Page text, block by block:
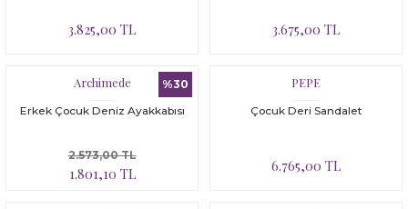
3.825,00 TL 3.675,00 TL
%30
Archimede
Erkek Çocuk Deniz Ayakkabısı
1.801,10 TL
2.573,00 TL
PEPE
Çocuk Deri Sandalet
6.765,00 TL